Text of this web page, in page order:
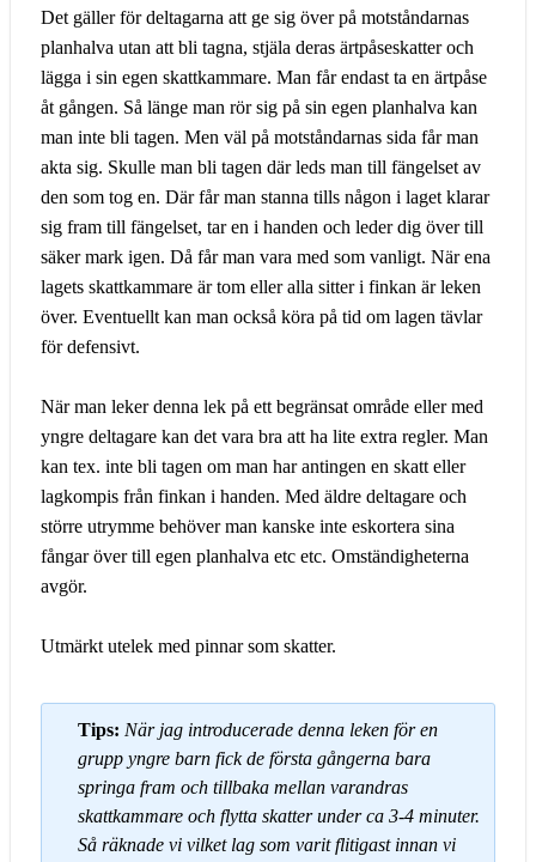
Det gäller för deltagarna att ge sig över på motståndarnas
planhalva utan att bli tagna, stjäla deras ärtpåseskatter och
lägga i sin egen skattkammare. Man får endast ta en ärtpåse
åt gången. Så länge man rör sig på sin egen planhalva kan
man inte bli tagen. Men väl på motståndarnas sida får man
akta sig. Skulle man bli tagen där leds man till fängelset av
den som tog en. Där får man stanna tills någon i laget klarar
sig fram till fängelset, tar en i handen och leder dig över till
säker mark igen. Då får man vara med som vanligt. När ena
lagets skattkammare är tom eller alla sitter i finkan är leken
över. Eventuellt kan man också köra på tid om lagen tävlar
för defensivt.
När man leker denna lek på ett begränsat område eller med
yngre deltagare kan det vara bra att ha lite extra regler. Man
kan tex. inte bli tagen om man har antingen en skatt eller
lagkompis från finkan i handen. Med äldre deltagare och
större utrymme behöver man kanske inte eskortera sina
fångar över till egen planhalva etc etc. Omständigheterna
avgör.
Utmärkt utelek med pinnar som skatter.
Tips: När jag introducerade denna leken för en
grupp yngre barn fick de första gångerna bara
springa fram och tillbaka mellan varandras
skattkammare och flytta skatter under ca 3-4 minuter.
Så räknade vi vilket lag som varit flitigast innan vi